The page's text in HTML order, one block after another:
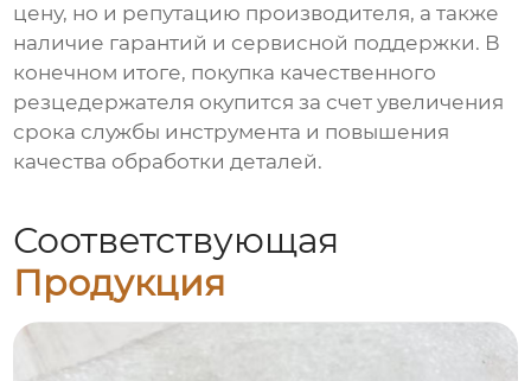
цену, но и репутацию производителя, а также
наличие гарантий и сервисной поддержки. В
конечном итоге, покупка качественного
резцедержателя окупится за счет увеличения
срока службы инструмента и повышения
качества обработки деталей.
Соответствующая
Продукция